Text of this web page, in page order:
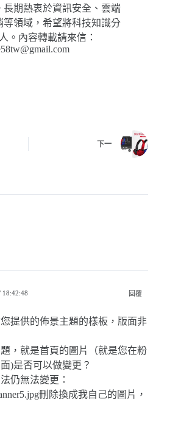
長期熱衷於資訊安全、雲端
等領域，希望將科技知識分
。內容轉載請來信：
下一
18:42:48 回覆
提供的佈景主題的樣板，版面非
，就是首頁的圖片（就是您在粉
)是否可以做變更？
仍無法變更：
刪除換成我自己的圖片，